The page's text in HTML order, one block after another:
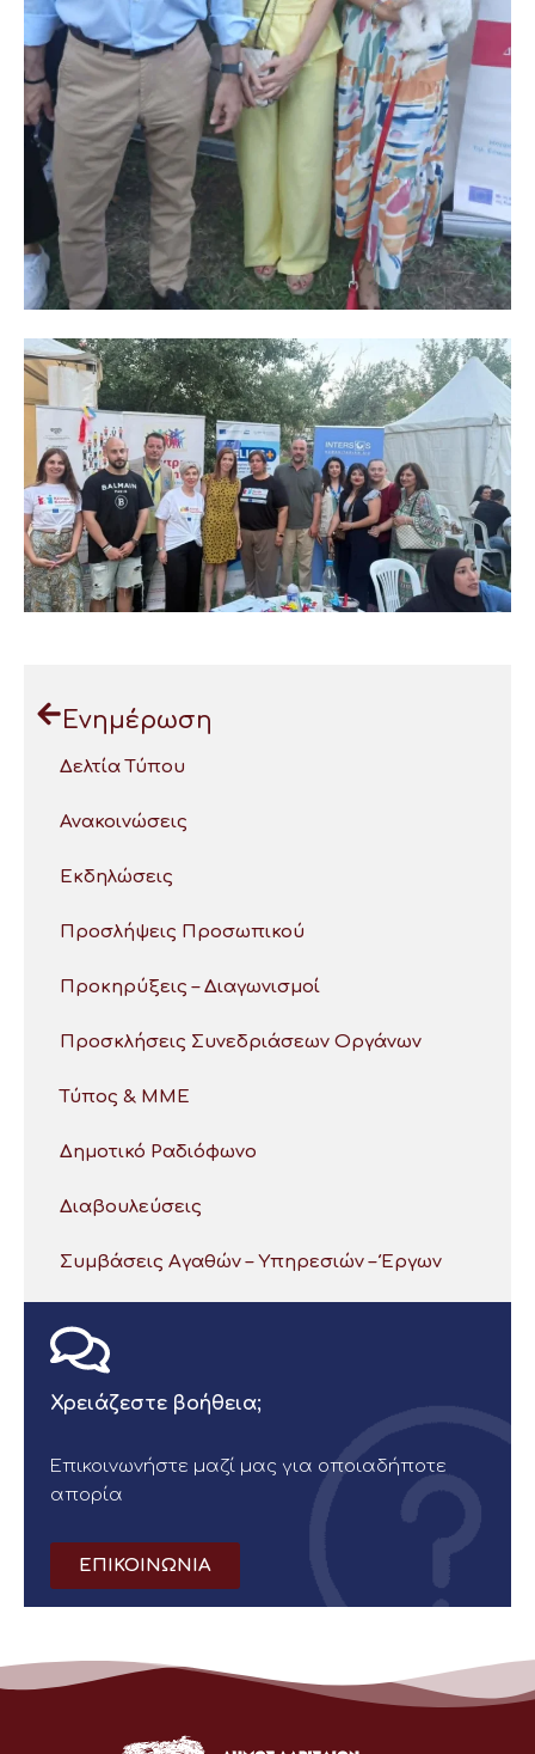
Ενημέρωση
Δελτία Τύπου
Ανακοινώσεις
Εκδηλώσεις
Προσλήψεις Προσωπικού
Προκηρύξεις – Διαγωνισμοί
Προσκλήσεις Συνεδριάσεων Οργάνων
Τύπος & ΜΜΕ
Δημοτικό Ραδιόφωνο
Διαβουλεύσεις
Συμβάσεις Αγαθών – Υπηρεσιών – Έργων
Χρειάζεστε βοήθεια;
Επικοινωνήστε μαζί μας για οποιαδήποτε
απορία
ΕΠΙΚΟΙΝΩΝΙΑ